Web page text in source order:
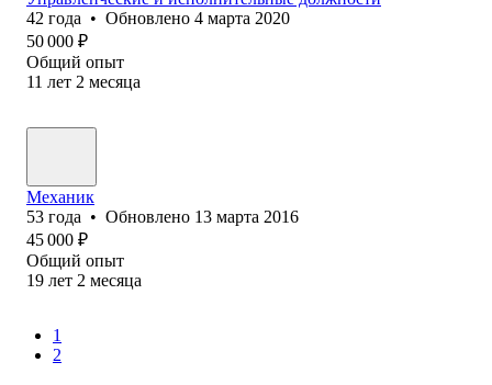
42 года • Обновлено 4 марта 2020
50 000 ₽
Общий опыт
11 лет 2 месяца
Механик
53 года • Обновлено 13 марта 2016
45 000 ₽
Общий опыт
19 лет 2 месяца
1
2